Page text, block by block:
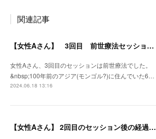
関連記事
【女性Aさん】 3回目 前世療法セッション動画
女性Aさん、3回目のセッションは前世療法でした。
&nbsp;100年前のアジア(モンゴル?)に住んでいた6…
2024.06.18 13:16
【女性Aさん】 2回目のセッション後の経過、ご感想